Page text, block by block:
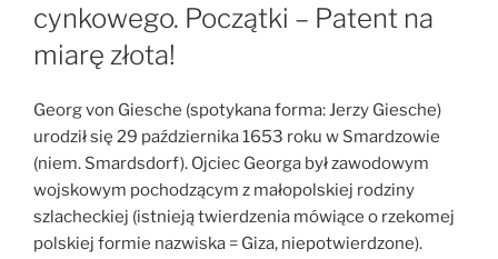
cynkowego. Początki – Patent na
miarę złota!
Georg von Giesche (spotykana forma: Jerzy Giesche)
urodził się 29 października 1653 roku w Smardzowie
(niem. Smardsdorf). Ojciec Georga był zawodowym
wojskowym pochodzącym z małopolskiej rodziny
szlacheckiej (istnieją twierdzenia mówiące o rzekomej
polskiej formie nazwiska = Giza, niepotwierdzone).